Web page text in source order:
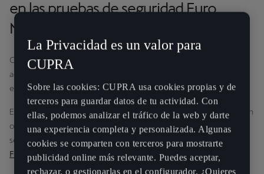
en las pruebas de seguridad Euro
NCAP
CUPRA continúa ofreciendo los vehículos más seguros, como
acaba de demostrar el Terramar al obtener la calificación de 5
estrellas Euro NCAP.
El SUV deportivo y electrificado es el último modelo de la marca en
obtener la máxima puntuación en las exigentes pruebas de
seguridad, siguiendo así los pasos de losCUPRA Tavascan,
FormentoryLeón.
La Privacidad es un valor para
CUPRA
Sobre las cookies: CUPRA usa cookies propias y de
terceros para guardar datos de tu actividad. Con
ellas, podemos analizar el tráfico de la web y darte
una experiencia completa y personalizada. Algunas
cookies se comparten con terceros para mostrarte
publicidad online más relevante. Puedes aceptar,
rechazar, o gestionarlas en el configurador. ¿Quieres